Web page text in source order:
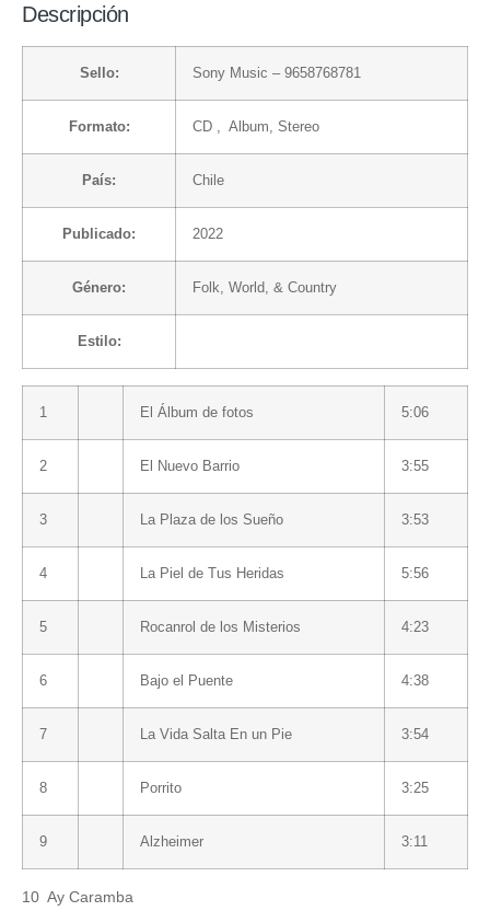
Descripción
Sello: Sony Music – 9658768781
Formato: CD , Album, Stereo
País: Chile
Publicado: 2022
Género: Folk, World, & Country
Estilo:
1 El Álbum de fotos 5:06
2 El Nuevo Barrio 3:55
3 La Plaza de los Sueño 3:53
4 La Piel de Tus Heridas 5:56
5 Rocanrol de los Misterios 4:23
6 Bajo el Puente 4:38
7 La Vida Salta En un Pie 3:54
8 Porrito 3:25
9 Alzheimer 3:11
10 Ay Caramba